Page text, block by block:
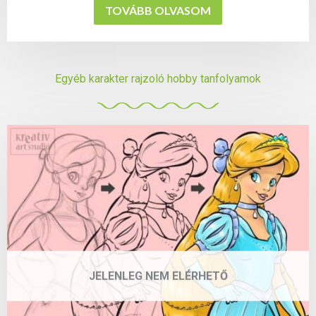
TOVÁBB OLVASOM
Egyéb karakter rajzoló hobby tanfolyamok
JELENLEG NEM ELÉRHETŐ